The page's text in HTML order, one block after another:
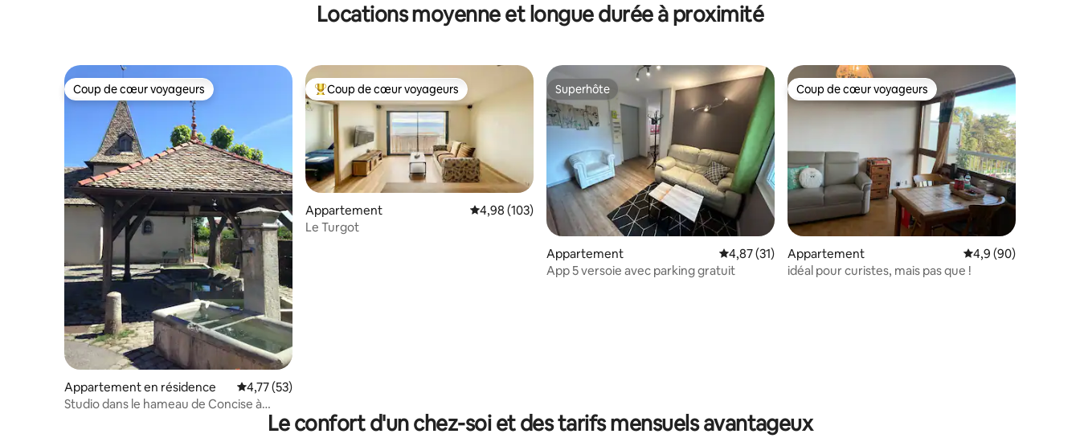
Locations moyenne et longue durée à proximité
Coup de cœur voyageurs
Coup de cœur voyageurs
Appartement en résidence Évaluation moyenne sur la base de 53 commentaires : 4,77 sur 5
4,77 (53)
Studio dans le hameau de Concise à
Coups de cœur voyageurs les plus appréciés
Coup de cœur voyageurs
Appartement Évaluation moyenne sur la base de 103 commentaires : 4,98 sur 5
4,98 (103)
Le Turgot
Superhôte
Superhôte
Appartement Évaluation moyenne sur la base de 31 commentaires : 4,87 sur 5
4,87 (31)
App 5 versoie avec parking gratuit
Coup de cœur voyageurs
Coup de cœur voyageurs
Appartement Évaluation moyenne
4,9 (90)
idéal pour curistes, mais pas que !
Le confort d'un chez-soi et des tarifs mensuels avantageux